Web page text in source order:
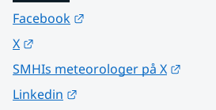
Facebook
X
SMHIs meteorologer på X
Linkedin